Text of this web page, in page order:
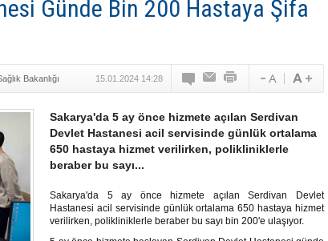
Günde Bin 200 Hastaya Şifa
Bakanlığı 15.01.2024 14:28
Sakarya'da 5 ay önce hizmete açılan Serdivan
Devlet Hastanesi acil servisinde günlük ortalama
650 hastaya hizmet verilirken, polikliniklerle
beraber bu sayı...
Sakarya'da 5 ay önce hizmete açılan Serdivan Devlet
Hastanesi acil servisinde günlük ortalama 650 hastaya hizmet
verilirken, polikliniklerle beraber bu sayı bin 200'e ulaşıyor.